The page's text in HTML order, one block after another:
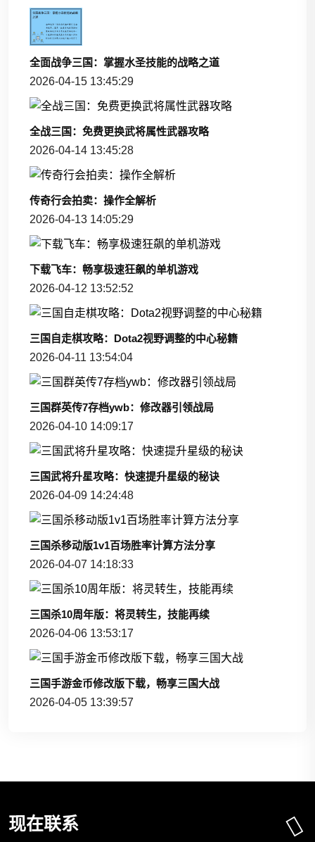
全面战争三国：掌握水圣技能的战略之道
2026-04-15 13:45:29
全战三国：免费更换武将属性武器攻略
2026-04-14 13:45:28
传奇行会拍卖：操作全解析
2026-04-13 14:05:29
下载飞车：畅享极速狂飙的单机游戏
2026-04-12 13:52:52
三国自走棋攻略：Dota2视野调整的中心秘籍
2026-04-11 13:54:04
三国群英传7存档ywb：修改器引领战局
2026-04-10 14:09:17
三国武将升星攻略：快速提升星级的秘诀
2026-04-09 14:24:48
三国杀移动版1v1百场胜率计算方法分享
2026-04-07 14:18:33
三国杀10周年版：将灵转生，技能再续
2026-04-06 13:53:17
三国手游金币修改版下载，畅享三国大战
2026-04-05 13:39:57
现在联系